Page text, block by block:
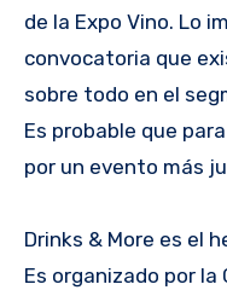
de la Expo Vino. Lo
convocatoria que
sobre todo en el
Es probable que
por un evento más
Drinks & More es el
Es organizado por la